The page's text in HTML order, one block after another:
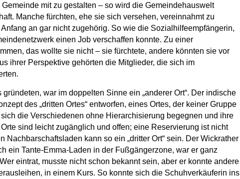
mit zu gestalten – so wird die Gemeindehauswelt
Manche fürchten, ehe sie sich versehen, vereinnahmt zu
an gar nicht zugehörig. So wie die Sozialhilfeempfängerin,
einen Job verschaffen konnte. Zu einer
das wollte sie nicht – sie fürchtete, andere könnten sie vor
ihrer Perspektive gehörten die Mitglieder, die sich im
war im doppelten Sinne ein „anderer Ort“. Der indische
des „dritten Ortes“ entworfen, eines Ortes, der keiner Gruppe
die Verschiedenen ohne Hierarchisierung begegnen und ihre
sind leicht zugänglich und offen; eine Reservierung ist nicht
Nachbarschaftsladen kann so ein „dritter Ort“ sein. Der Wickrather
ein Tante-Emma-Laden in der Fußgängerzone, war er ganz
eintrat, musste nicht schon bekannt sein, aber er konnte andere
in einem Kurs. So konnte sich die Schuhverkäuferin ins